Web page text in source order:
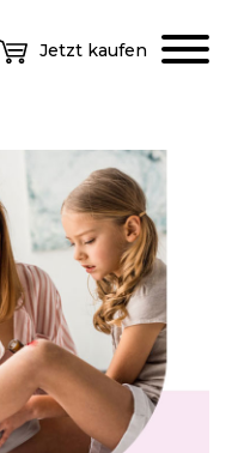
Jetzt kaufen